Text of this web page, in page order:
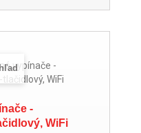
-
WiFi